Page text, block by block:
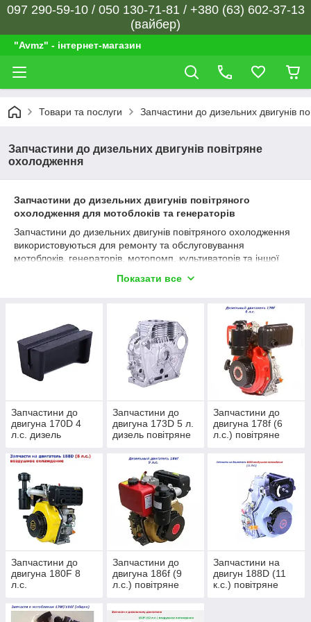
097 290-59-10 / 050 130-71-81 / +380 (63) 602-37-13
(вайбер)
"Avmz" - інтернет-магазин
Товари та послуги Запчастини до дизельних двигунів
Запчастини до дизельних двигунів повітряне
охолодження
Запчастини до дизельних двигунів повітряного
охолодження для мотоблоків та генераторів
Запчастини до дизельних двигунів повітряного охолодження
використовуються для ремонту та обслуговування
мотоблоків, генераторів, мотопомп, культиваторів та іншої
представлений широкий вибір комплектуючих для
У нас можна купити запчастини до дизельних двигунів для
мотоблоків та генераторів за доступною ціною з доставкою по
всій Україні. В наявності оригінальні деталі та якісні аналоги
для побутової та професійної техніки.
Асортимент запчастин до дизельних
двигунів
У каталозі представлені:
колінвали;
шатуни;
головки блоку циліндра;
прокладки двигуна;
паливні насоси;
форсунки;
фільтри повітряні та паливні;
маховики;
Показати все
Запчастини до
двигуна 170D 4
л.с. дизель
охолодження
Запчастини до
двигуна 173D 5 л.
дизель повітряне
Запчастини до
двигуна 178f (6
л.с.) повітряне
Запчастини до
двигуна 180F 8
л.с.
Запчастини до
двигуна 186f (9
л.с.) повітряне
Запчастини на
двигун 188D (11
к.с.) повітряне